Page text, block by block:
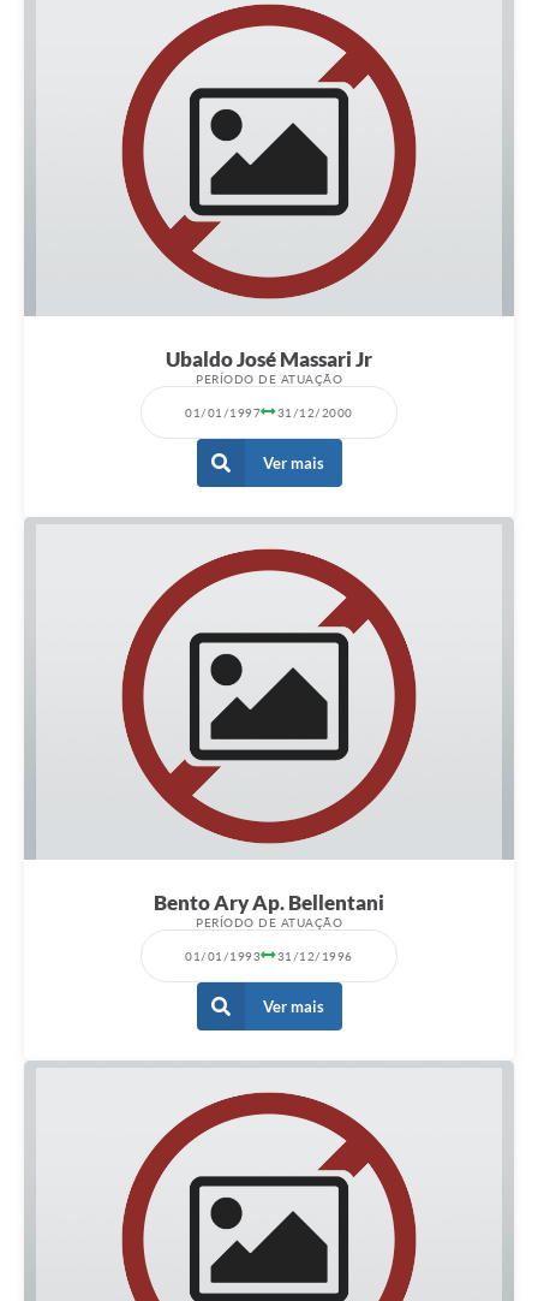
Ubaldo José Massari Jr
PERÍODO DE ATUAÇÃO
01/01/1997 31/12/2000
Ver mais
Bento Ary Ap. Bellentani
PERÍODO DE ATUAÇÃO
01/01/1993 31/12/1996
Ver mais